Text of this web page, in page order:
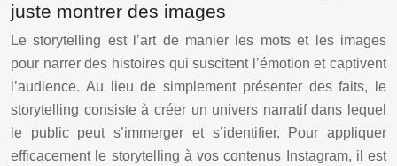
juste montrer des images
Le storytelling est l’art de manier les mots et les images
pour narrer des histoires qui suscitent l’émotion et captivent
l’audience. Au lieu de simplement présenter des faits, le
storytelling consiste à créer un univers narratif dans lequel
le public peut s’immerger et s’identifier. Pour appliquer
efficacement le storytelling à vos contenus Instagram, il est